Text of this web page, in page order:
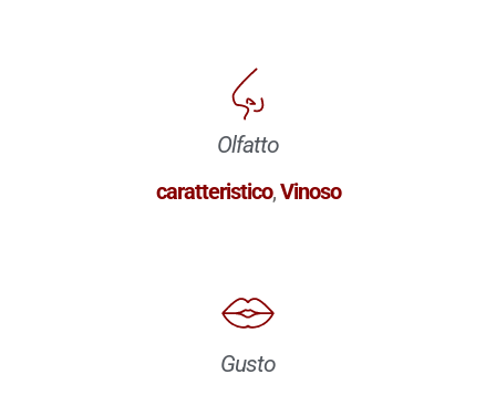
Olfatto
caratteristico,Vinoso
Gusto